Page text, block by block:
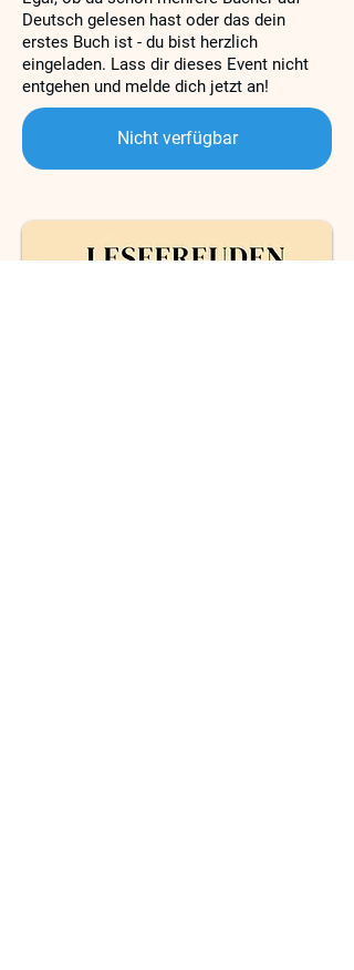
Deutsch gelesen hast oder das dein
erstes Buch ist - du bist herzlich
eingeladen. Lass dir dieses Event nicht
entgehen und melde dich jetzt an!
Nicht verfügbar